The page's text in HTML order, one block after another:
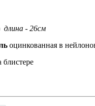
длина - 26см
оцинкованная в
блистере